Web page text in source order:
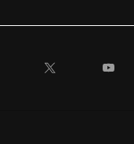
vente
Instagram